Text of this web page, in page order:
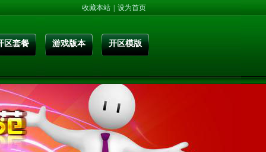
收藏本站 设为首页
区套餐 游戏版本 开区模版